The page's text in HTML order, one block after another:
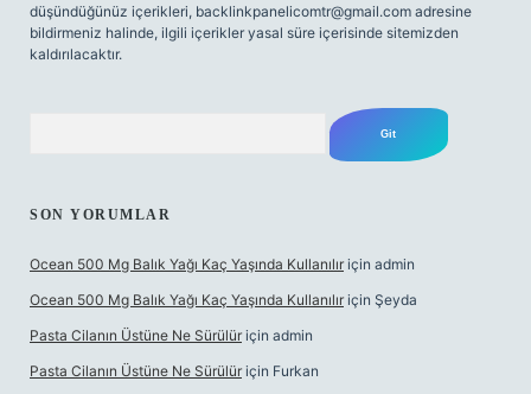
düşündüğünüz içerikleri, backlinkpanelicomtr@gmail.com adresine
bildirmeniz halinde, ilgili içerikler yasal süre içerisinde sitemizden
kaldırılacaktır.
SON YORUMLAR
Ocean 500 Mg Balık Yağı Kaç Yaşında Kullanılır için admin
Ocean 500 Mg Balık Yağı Kaç Yaşında Kullanılır için Şeyda
Pasta Cilanın Üstüne Ne Sürülür için admin
Pasta Cilanın Üstüne Ne Sürülür için Furkan